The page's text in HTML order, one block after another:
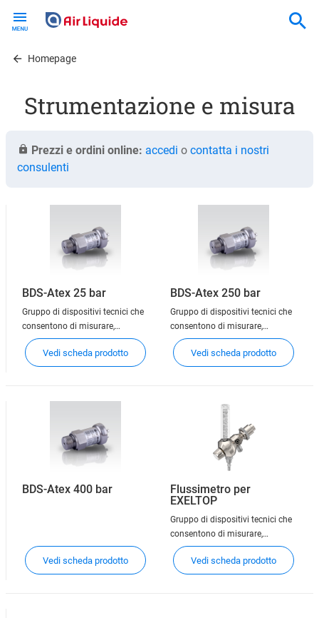
contentHomepage
Strumentazione e misura
Prezzi e ordini online: accedi o contatta i nostri
consulenti
BDS-Atex 25 bar
Gruppo di dispositivi tecnici che
consentono di misurare,
controllare, indicare e regolare la
portata o la pressione del gas.
Vedi scheda prodotto
BDS-Atex 250 bar
Gruppo di dispositivi tecnici che
consentono di misurare,
controllare, indicare e regolare la
portata o la pressione del gas.
Vedi scheda prodotto
BDS-Atex 400 bar
Vedi scheda prodotto
Flussimetro per
EXELTOP
Gruppo di dispositivi tecnici che
consentono di misurare,
controllare, indicare e regolare la
portata o la pressione del gas.
Vedi scheda prodotto